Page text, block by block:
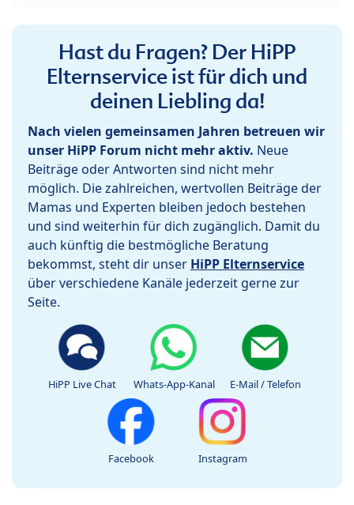
Hast du Fragen? Der HiPP
Elternservice ist für dich und
deinen Liebling da!
Nach vielen gemeinsamen Jahren betreuen wir
unser HiPP Forum nicht mehr aktiv. Neue
Beiträge oder Antworten sind nicht mehr
möglich. Die zahlreichen, wertvollen Beiträge der
Mamas und Experten bleiben jedoch bestehen
und sind weiterhin für dich zugänglich. Damit du
auch künftig die bestmögliche Beratung
bekommst, steht dir unser HiPP Elternservice
über verschiedene Kanäle jederzeit gerne zur
Seite.
HiPP Live Chat Whats-App-Kanal E-Mail / Telefon
Facebook Instagram